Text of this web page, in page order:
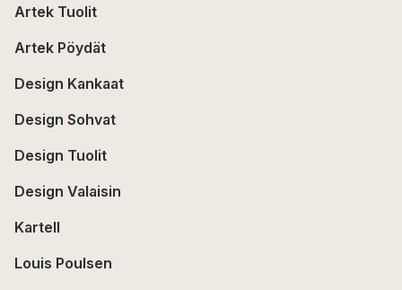
Artek Tuolit
Artek Pöydät
Design Kankaat
Design Sohvat
Design Tuolit
Design Valaisin
Kartell
Louis Poulsen